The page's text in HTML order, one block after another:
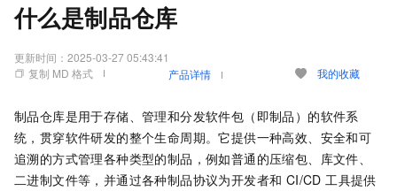
什么是制品仓库
更新时间： 2025-03-27 05:43:41
复制 MD 格式
产品详情 我的收藏
制品仓库是用于存储、管理和分发软件包（即制品）的软件系
统，贯穿软件研发的整个生命周期。它提供一种高效、安全和可
追溯的方式管理各种类型的制品，例如普通的压缩包、库文件、
二进制文件等，并通过各种制品协议为开发者和 CI/CD 工具提供